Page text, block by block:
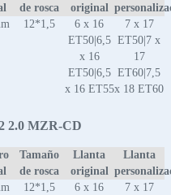
de rosca
original
12*1,5
6 x 16
ET50|6,5
x 16
ET50|6,5
x 16 ET55
7 x 17
ET50|7 x
17
ET60|7,5
x 18 ET60
2.0 MZR-CD
Tamaño
de rosca
Llanta
original
Llanta
12*1,5
6 x 16
7 x 17